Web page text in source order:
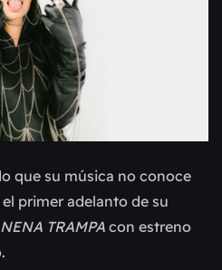
que su música no conoce
el primer adelanto de su
NENA TRAMPA con estreno